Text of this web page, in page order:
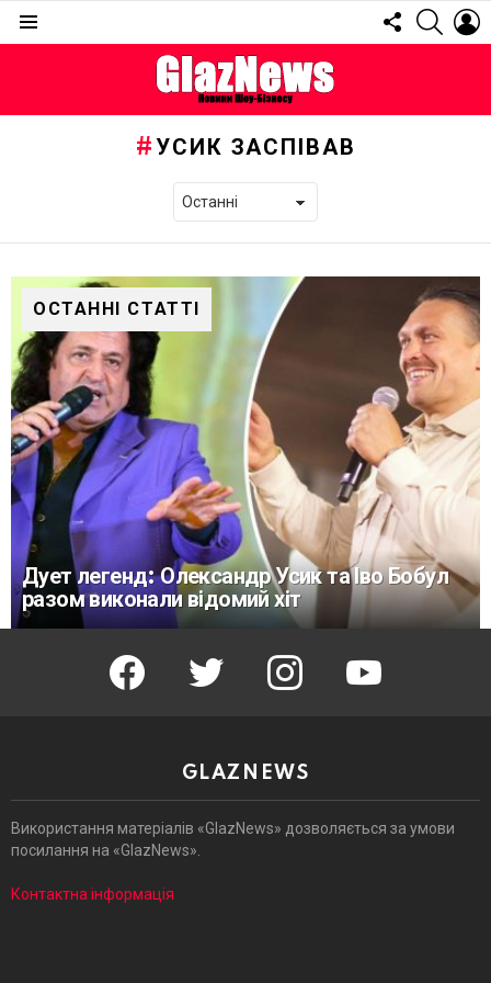
FOLLOW
US
УСИК ЗАСПІВАВ
ОСТАННІ СТАТТІ
Дует легенд: Олександр Усик та Іво Бобул
разом виконали відомий хіт
facebook twitter instagram youtube
GLAZNEWS
Використання матеріалів «GlazNews» дозволяється за умови
посилання на «GlazNews».
Контактна інформація